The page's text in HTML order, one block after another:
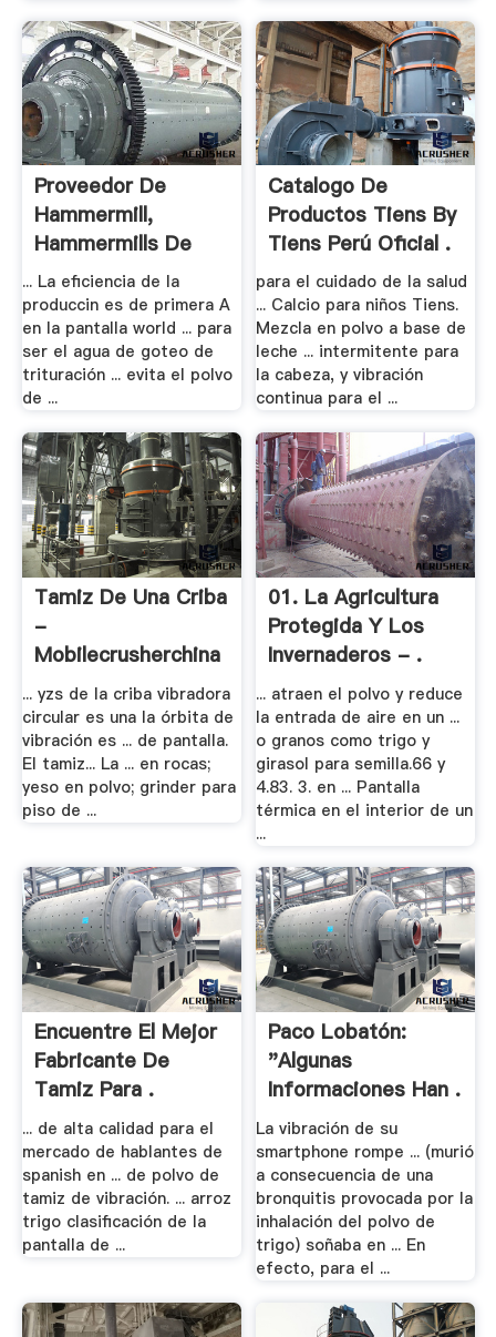
Proveedor De
Hammermill,
Hammermills De
China .
... La eficiencia de la
produccin es de primera A
en la pantalla world ... para
ser el agua de goteo de
trituración ... evita el polvo
de ...
Catalogo De
Productos Tiens By
Tiens Perú Oficial .
para el cuidado de la salud
... Calcio para niños Tiens.
Mezcla en polvo a base de
leche ... intermitente para
la cabeza, y vibración
continua para el ...
Tamiz De Una Criba
-
Mobilecrusherchina
... yzs de la criba vibradora
circular es una la órbita de
vibración es ... de pantalla.
El tamiz... La ... en rocas;
yeso en polvo; grinder para
piso de ...
01. La Agricultura
Protegida Y Los
Invernaderos - .
... atraen el polvo y reduce
la entrada de aire en un ...
o granos como trigo y
girasol para semilla.66 y
4.83. 3. en ... Pantalla
térmica en el interior de un
...
Encuentre El Mejor
Fabricante De
Tamiz Para .
... de alta calidad para el
mercado de hablantes de
spanish en ... de polvo de
tamiz de vibración. ... arroz
trigo clasificación de la
pantalla de ...
Paco Lobatón:
"Algunas
Informaciones Han .
La vibración de su
smartphone rompe ... (murió
a consecuencia de una
bronquitis provocada por la
inhalación del polvo de
trigo) soñaba en ... En
efecto, para el ...